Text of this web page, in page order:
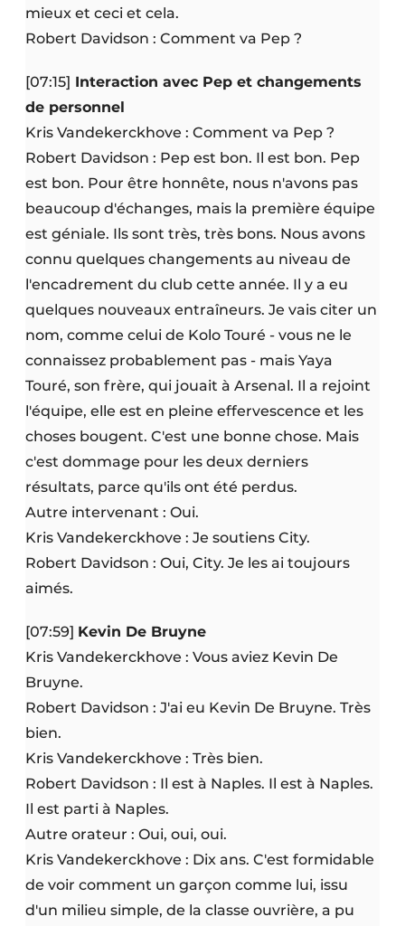
mieux et ceci et cela.
Robert Davidson : Comment va Pep ?
[07:15] Interaction avec Pep et changements
de personnel
Kris Vandekerckhove : Comment va Pep ?
Robert Davidson : Pep est bon. Il est bon. Pep
est bon. Pour être honnête, nous n'avons pas
beaucoup d'échanges, mais la première équipe
est géniale. Ils sont très, très bons. Nous avons
connu quelques changements au niveau de
l'encadrement du club cette année. Il y a eu
quelques nouveaux entraîneurs. Je vais citer un
nom, comme celui de Kolo Touré - vous ne le
connaissez probablement pas - mais Yaya
Touré, son frère, qui jouait à Arsenal. Il a rejoint
l'équipe, elle est en pleine effervescence et les
choses bougent. C'est une bonne chose. Mais
c'est dommage pour les deux derniers
résultats, parce qu'ils ont été perdus.
Autre intervenant : Oui.
Kris Vandekerckhove : Je soutiens City.
Robert Davidson : Oui, City. Je les ai toujours
aimés.
[07:59] Kevin De Bruyne
Kris Vandekerckhove : Vous aviez Kevin De
Bruyne.
Robert Davidson : J'ai eu Kevin De Bruyne. Très
bien.
Kris Vandekerckhove : Très bien.
Robert Davidson : Il est à Naples. Il est à Naples.
Il est parti à Naples.
Autre orateur : Oui, oui, oui.
Kris Vandekerckhove : Dix ans. C'est formidable
de voir comment un garçon comme lui, issu
d'un milieu simple, de la classe ouvrière, a pu